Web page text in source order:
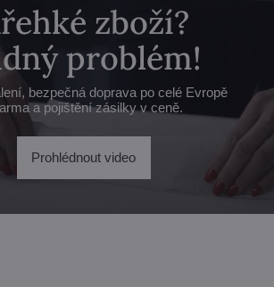
zboží?
problém!
bezpečná doprava po celé Evropě
a pojištění zásilky v ceně.
Prohlédnout video